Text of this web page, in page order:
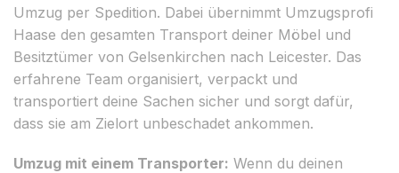
Umzug per Spedition. Dabei übernimmt Umzugsprofi
Haase den gesamten Transport deiner Möbel und
Besitztümer von Gelsenkirchen nach Leicester. Das
erfahrene Team organisiert, verpackt und
transportiert deine Sachen sicher und sorgt dafür,
dass sie am Zielort unbeschadet ankommen.
Umzug mit einem Transporter: Wenn du deinen